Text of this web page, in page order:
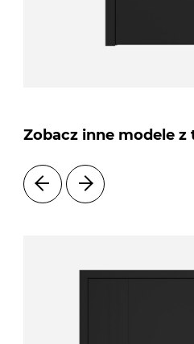
Zobacz inne modele